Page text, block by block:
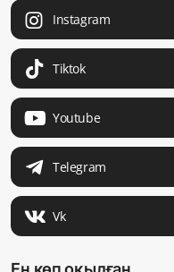
Instagram
Tiktok
Youtube
Telegram
Vk